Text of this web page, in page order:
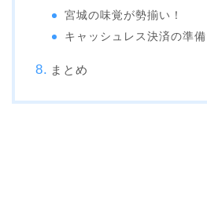
宮城の味覚が勢揃い！
キャッシュレス決済の準
まとめ